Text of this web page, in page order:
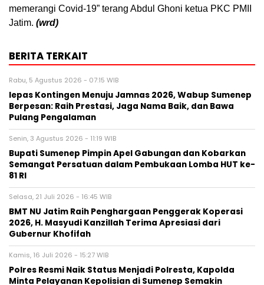
memerangi Covid-19” terang Abdul Ghoni ketua PKC PMII
Jatim. (wrd)
BERITA TERKAIT
Rabu, 5 Agustus 2026 - 07:15 WIB
lepas Kontingen Menuju Jamnas 2026, Wabup Sumenep
Berpesan: Raih Prestasi, Jaga Nama Baik, dan Bawa
Pulang Pengalaman
Senin, 3 Agustus 2026 - 11:19 WIB
Bupati Sumenep Pimpin Apel Gabungan dan Kobarkan
Semangat Persatuan dalam Pembukaan Lomba HUT ke-
81 RI
Selasa, 21 Juli 2026 - 16:45 WIB
BMT NU Jatim Raih Penghargaan Penggerak Koperasi
2026, H. Masyudi Kanzillah Terima Apresiasi dari
Gubernur Khofifah
Kamis, 16 Juli 2026 - 15:27 WIB
Polres Resmi Naik Status Menjadi Polresta, Kapolda
Minta Pelayanan Kepolisian di Sumenep Semakin